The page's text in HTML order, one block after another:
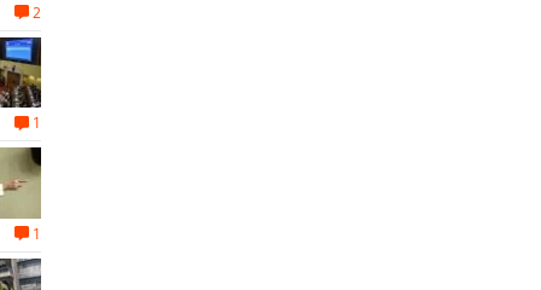
2
1
1